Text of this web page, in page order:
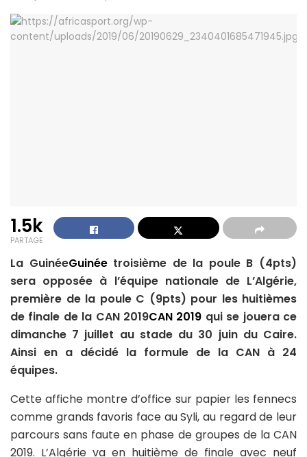
1.5k
PARTAGE
La GuinéeGuinéetroisième de la poule B (4pts)
sera opposée à l’équipe nationale de L’Algérie,
première de la poule C (9pts) pour les huitièmes
de finale de la CAN 2019CAN 2019 qui se jouera ce
dimanche 7 juillet au stade du 30 juin du Caire.
Ainsi en a décidé la formule de la CAN à 24
équipes.
Cette affiche montre d’office sur papier les fennecs
comme grands favoris face au Syli, au regard de leur
parcours sans faute en phase de groupes de la CAN
2019. L’Algérie va en huitième de finale avec neuf